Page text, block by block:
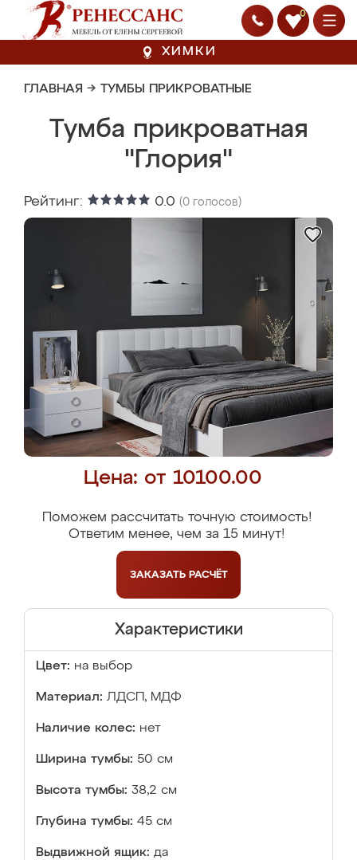
0
ХИМКИ
ГЛАВНАЯ → ТУМБЫ ПРИКРОВАТНЫЕ
Тумба прикроватная
"Глория"
Рейтинг: 0.0 (0 голосов)
Цена: от 10100.00
Поможем рассчитать точную стоимость!
Ответим менее, чем за 15 минут!
ЗАКАЗАТЬ РАСЧЁТ
Характеристики
Цвет: на выбор
Материал: ЛДСП, МДФ
Наличие колес: нет
Ширина тумбы: 50 см
Высота тумбы: 38,2 см
Глубина тумбы: 45 см
Выдвижной ящик: да